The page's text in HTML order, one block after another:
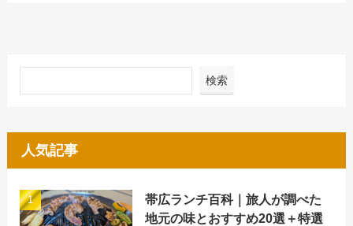
検索
人気記事
帯広ランチ百科｜旅人が調べた
地元の味とおすすめ20選＋特選